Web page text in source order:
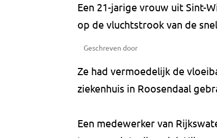
Een 21-jarige vrouw uit Sint-
op de vluchtstrook van de
Geschreven door
Ze had vermoedelijk de
ziekenhuis in Roosendaal
Een medewerker van